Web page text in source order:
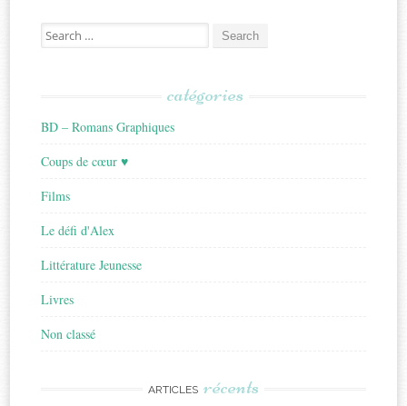
Search
for:
catégories
BD – Romans Graphiques
Coups de cœur ♥
Films
Le défi d'Alex
Littérature Jeunesse
Livres
Non classé
ARTICLES récents